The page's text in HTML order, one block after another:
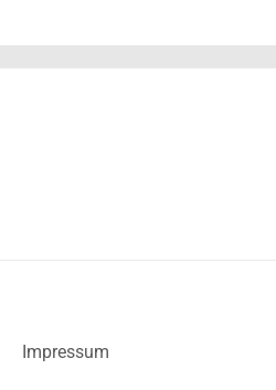
Impressum